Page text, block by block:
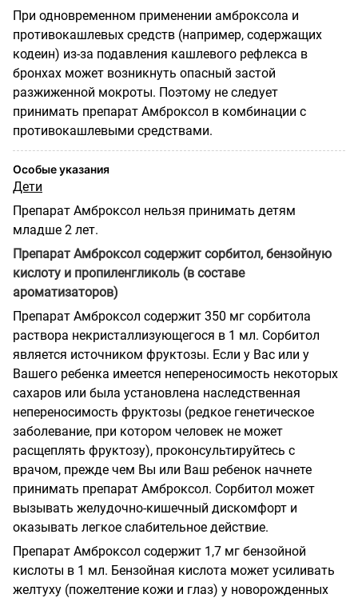
При одновременном применении амброксола и
противокашлевых средств (например, содержащих
кодеин) из-за подавления кашлевого рефлекса в
бронхах может возникнуть опасный застой
разжиженной мокроты. Поэтому не следует
принимать препарат Амброксол в комбинации с
противокашлевыми средствами.
Особые указания
Дети
Препарат Амброксол нельзя принимать детям
младше 2 лет.
Препарат Амброксол содержит сорбитол, бензойную
кислоту и пропиленгликоль (в составе
ароматизаторов)
Препарат Амброксол содержит 350 мг сорбитола
раствора некристаллизующегося в 1 мл. Сорбитол
является источником фруктозы. Если у Вас или у
Вашего ребенка имеется непереносимость некоторых
сахаров или была установлена наследственная
непереносимость фруктозы (редкое генетическое
заболевание, при котором человек не может
расщеплять фруктозу), проконсультируйтесь с
врачом, прежде чем Вы или Ваш ребенок начнете
принимать препарат Амброксол. Сорбитол может
вызывать желудочно-­кишечный дискомфорт и
оказывать легкое слабительное действие.
Препарат Амброксол содержит 1,7 мг бензойной
кислоты в 1 мл. Бензойная кислота может усиливать
желтуху (пожелтение кожи и глаз) у новорожденных